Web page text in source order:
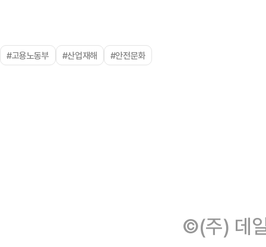
#고용노동부 #산업재해 #안전문화
©(주) 데